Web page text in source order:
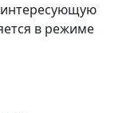
интересующую
в режиме